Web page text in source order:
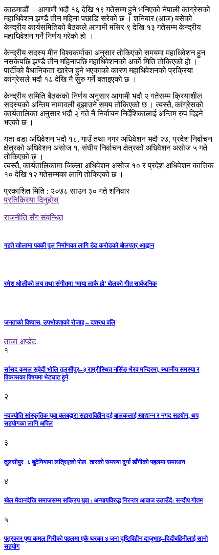
काठमाडौं । आगामी भदौ १६ देखि १९ गतेसम्म हुने भनिएको नेपाली कांग्रेसको
महाधिवेशन झण्डै तीन महिना पछाडि सरेको छ । शनिबार (आज) बसेको
केन्द्रीय कार्यसमितिको बैठकले आगामी मंसिर ९ देखि १३ गतेसम्म केन्द्रीय
महाधिवेशन गर्ने निर्णय गरेको हो ।
केन्द्रीय सदस्य मीन विश्वकर्माका अनुसार तोकिएको समयमा महाधिवेशन हुन
नसकेपछि झण्डै तीन महिनापछि महाधिवेशनको अर्को मिति तोकिएको हो ।
पार्टीको वैधानिकता खारेज हुने भएकाको कारण महाधिवेशनको प्रक्रिया
कांग्रेसले भदौ १८ देखि नै सुरु गर्ने बताइएको छ ।
केन्द्रीय समिति बैठकको निर्णय अनुसार आगामी भदौ २ गतेसम्म क्रियाशील
सदस्यको अन्तिम नामावली बुझाउने समय तोकिएको छ । त्यस्तै, कांग्रेसको
कार्यतालिका अनुसार भदौ २ गते नै निर्वाचन निर्देशिकालाई अन्तिम रुप दिइने
भएको छ ।
यता वडा अधिवेशन भदौ १८, गाउँ तथा नगर अधिवेशन भदौ २७, प्रदेश निर्वाचन
क्षेत्रको अधिवेशन असोज १, संघीय निर्वाचन क्षेत्रको अधिवेशन असोज ५ गते
तोकिएको छ ।
त्यस्तै, कार्यतालिकामा जिल्ला अधिवेशन असोज १० र प्रदेश अधिवेशन कात्तिक
१० देखि १२ गतेसम्मका लागि तोकिएको छ ।
प्रकाशित मिति : २०७८ साउन ३० गते शनिवार
प्रतिक्रिया दिनुहोस्
राजनीति सँग संबन्धित
गहते खोलामा पक्की पुल निर्माणका लागि डेढ करोडको बोलपत्र आह्वान
रमेश ओलीको लय तथा संगीतमा ‘माया लाकै हो’ बोलको गीत सार्वजनिक
जनताको विश्वास, उपभोक्ताको रोजाइ – दशरथ वलि
ताजा अप्डेट
१
सांसद कमल सुवेदी भोलि तुलसीपुर–३ राम्रीस्थित नर्सिङ भैरव मन्दिरमा, स्थानीय समस्या र
विकासका विषयमा भेटघाट हुने
२
नवज्योति सांस्कृतिक युवा क्लबद्वारा सहाराविहीन दुई बालकलाई खाद्यान्न र नगद सहयोग, थप
सहयोगका लागि अपिल
३
तुलसीपुर–८ बुटेनियामा लत्रिएको पोल–तारको समस्या दुर्गा डाँगीको पहलमा समाधान
४
खेल मैदानदेखि समाजसम्म सक्रिय युवा : अन्यायविरुद्ध निरन्तर आवाज उठाउँदै: सन्दीप गौतम
५
पत्रकार पुष्प कमल गिरीको पहलमा एकै घरका ४ जना दृष्टिविहीन दाजुभाइ–दिदीबहिनीलाई सानो
सहयोग